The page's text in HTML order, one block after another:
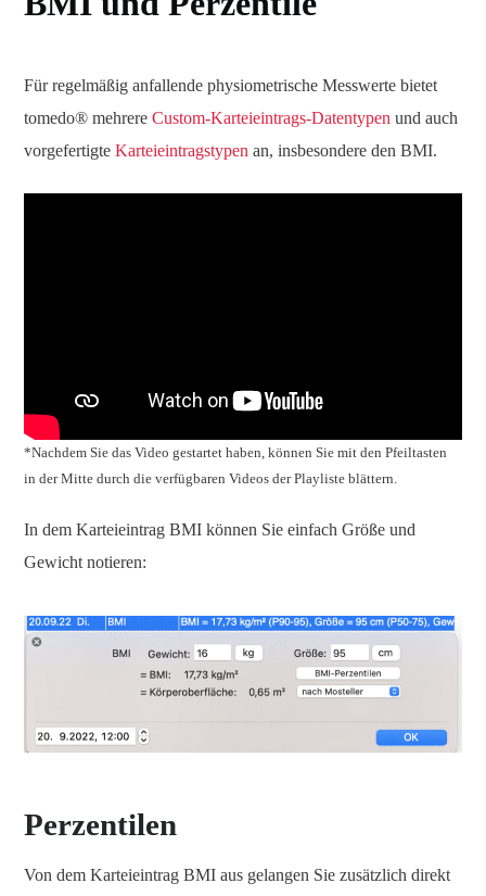
Für regelmäßig anfallende physiometrische Messwerte bietet
tomedo® mehrere Custom-Karteieintrags-Datentypen und auch
vorgefertigte Karteieintragstypen an, insbesondere den BMI.
*Nachdem Sie das Video gestartet haben, können Sie mit den Pfeiltasten
in der Mitte durch die verfügbaren Videos der Playliste blättern.
In dem Karteieintrag BMI können Sie einfach Größe und
Gewicht notieren:
Perzentilen
Von dem Karteieintrag BMI aus gelangen Sie zusätzlich direkt